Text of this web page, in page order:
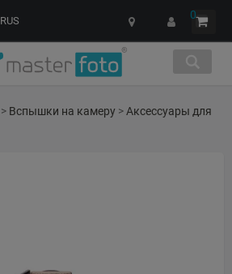
RUS 0
> Вспышки на камеру >Аксессуары для